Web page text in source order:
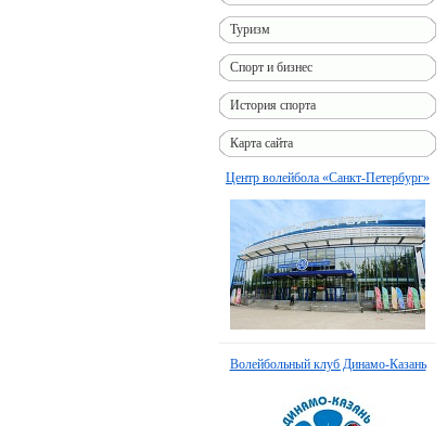
Туризм
Спорт и бизнес
История спорта
Карта сайта
Центр волейбола «Санкт-Петербург»
Волейбольный клуб Динамо-Казань